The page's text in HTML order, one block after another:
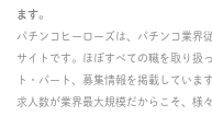
ます。
パチンコヒーローズは、パチンコ業界
サイトです。ほぼすべての職を取り扱
ト・パート、募集情報を掲載していま
求人数が業界最大規模だからこそ、様
りな求人を探すことができ、ご利用